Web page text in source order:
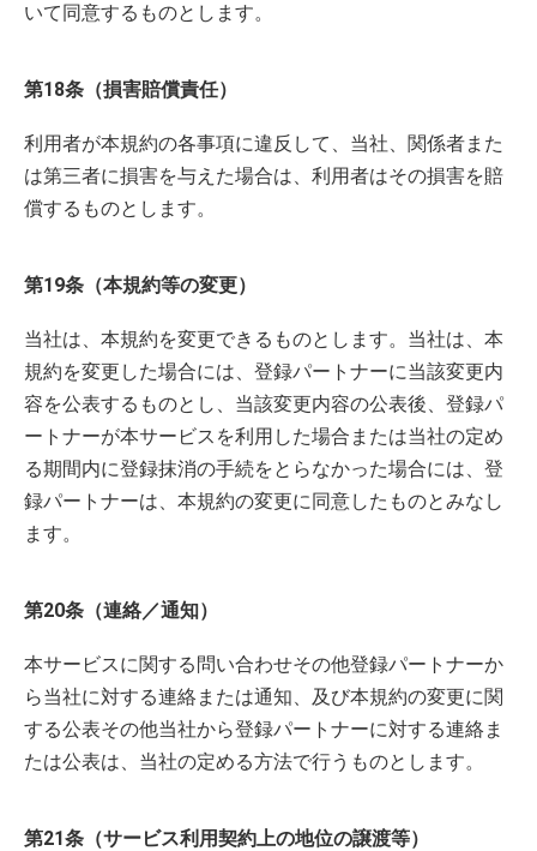
いて同意するものとします。
第18条（損害賠償責任）
利用者が本規約の各事項に違反して、当社、関係者また
は第三者に損害を与えた場合は、利用者はその損害を賠
償するものとします。
第19条（本規約等の変更）
当社は、本規約を変更できるものとします。当社は、本
規約を変更した場合には、登録パートナーに当該変更内
容を公表するものとし、当該変更内容の公表後、登録パ
ートナーが本サービスを利用した場合または当社の定め
る期間内に登録抹消の手続をとらなかった場合には、登
録パートナーは、本規約の変更に同意したものとみなし
ます。
第20条（連絡／通知）
本サービスに関する問い合わせその他登録パートナーか
ら当社に対する連絡または通知、及び本規約の変更に関
する公表その他当社から登録パートナーに対する連絡ま
たは公表は、当社の定める方法で行うものとします。
第21条（サービス利用契約上の地位の譲渡等）